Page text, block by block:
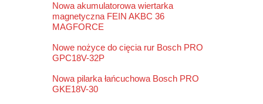
Nowa akumulatorowa wiertarka
magnetyczna FEIN AKBC 36
MAGFORCE
Nowe nożyce do cięcia rur Bosch PRO
GPC18V-32P
Nowa pilarka łańcuchowa Bosch PRO
GKE18V-30